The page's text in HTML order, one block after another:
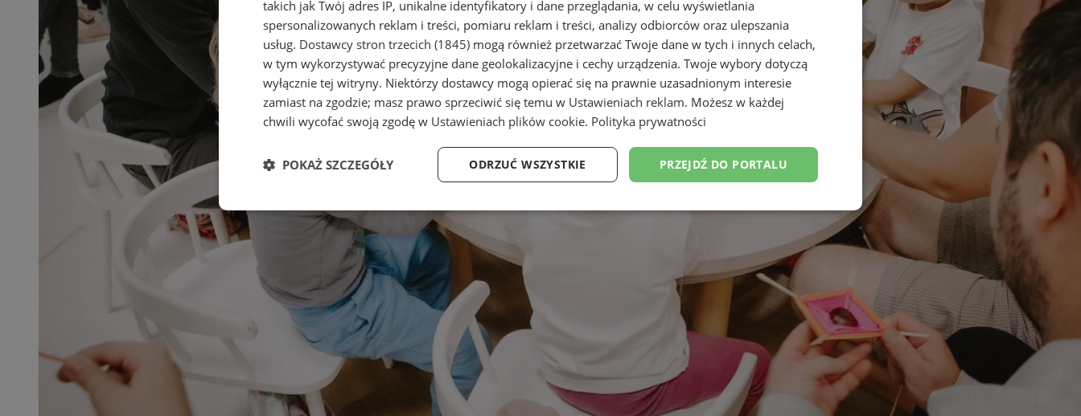
takich jak Twój adres IP, unikalne identyfikatory i dane przeglądania, w celu wyświetlania
spersonalizowanych reklam i treści, pomiaru reklam i treści, analizy odbiorców oraz ulepszania
usług. Dostawcy stron trzecich (1845) mogą również przetwarzać Twoje dane w tych i innych celach,
w tym wykorzystywać precyzyjne dane geolokalizacyjne i cechy urządzenia. Twoje wybory dotyczą
wyłącznie tej witryny. Niektórzy dostawcy mogą opierać się na prawnie uzasadnionym interesie
zamiast na zgodzie; masz prawo sprzeciwić się temu w Ustawieniach reklam. Możesz w każdej
chwili wycofać swoją zgodę w Ustawieniach plików cookie. Polityka prywatności
PRZEJDŹ DO PORTALU
ODRZUĆ WSZYSTKIE
POKAŻ SZCZEGÓŁY
Niezbędne Wydajność Targetowanie Funkcjonalność Niesklasyfikowane
Niezbędne Wydajność Targetowanie Niesklasyfikowane
Niezbędne pliki cookie umożliwiają korzystanie z podstawowych funkcji strony internetowej, takich jak logowanie użytkownika i
zarządzanie kontem. Bez niezbędnych plików cookie nie można prawidłowo korzystać ze strony internetowej.
Nazwa Provider Domena
Okres
przechowywania